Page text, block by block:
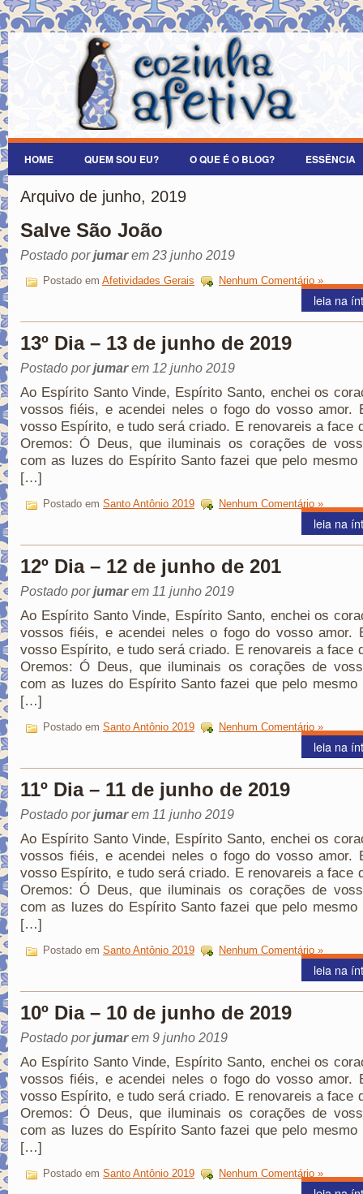
HOME QUEM SOU EU? O QUE É O BLOG? ESSÊNCIA
Arquivo de junho, 2019
Salve São João
Postado porjumarem 23 junho 2019
Postado em Afetividades Gerais Nenhum Comentário »
leia na
13º Dia – 13 de junho de 2019
Postado porjumarem 12 junho 2019
Ao Espírito Santo Vinde, Espírito Santo, enchei os
vossos fiéis, e acendei neles o fogo do vosso amor.
vosso Espírito, e tudo será criado. E renovareis a face
Oremos: Ó Deus, que iluminais os corações de
com as luzes do Espírito Santo fazei que pelo mesmo
[…]
Postado em Santo Antônio 2019 Nenhum Comentário »
leia na
12º Dia – 12 de junho de 201
Postado porjumarem 11 junho 2019
Ao Espírito Santo Vinde, Espírito Santo, enchei os
vossos fiéis, e acendei neles o fogo do vosso amor.
vosso Espírito, e tudo será criado. E renovareis a face
Oremos: Ó Deus, que iluminais os corações de
com as luzes do Espírito Santo fazei que pelo mesmo
[…]
Postado em Santo Antônio 2019 Nenhum Comentário »
leia na
11º Dia – 11 de junho de 2019
Postado porjumarem 11 junho 2019
Ao Espírito Santo Vinde, Espírito Santo, enchei os
vossos fiéis, e acendei neles o fogo do vosso amor.
vosso Espírito, e tudo será criado. E renovareis a face
Oremos: Ó Deus, que iluminais os corações de
com as luzes do Espírito Santo fazei que pelo mesmo
[…]
Postado em Santo Antônio 2019 Nenhum Comentário »
leia na
10º Dia – 10 de junho de 2019
Postado porjumarem 9 junho 2019
Ao Espírito Santo Vinde, Espírito Santo, enchei os
vossos fiéis, e acendei neles o fogo do vosso amor.
vosso Espírito, e tudo será criado. E renovareis a face
Oremos: Ó Deus, que iluminais os corações de
com as luzes do Espírito Santo fazei que pelo mesmo
[…]
Postado em Santo Antônio 2019 Nenhum Comentário »